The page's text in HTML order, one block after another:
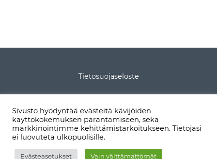
Tietosuojaseloste
Sivukartta
Sivusto hyödyntää evästeitä kävijöiden
käyttökokemuksen parantamiseen, sekä
markkinointimme kehittämistarkoitukseen. Tietojasi
ei luovuteta ulkopuolisille.
Evästeasetukset Vain välttämättömät